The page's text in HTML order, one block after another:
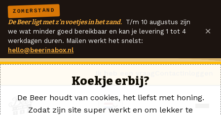
ZOMERSTAND
De Beer ligt met z'n voetjes in het zand. T/m 10 augustus zijn
we wat minder goed bereikbaar en kan je levering 1 tot 4
werkdagen duren. Mailen werkt het snelst:
hello@beerinabox.nl
×
Koekje erbij?
De Beer houdt van cookies, het liefst met honing.
Zodat zijn site super werkt en om lekker te